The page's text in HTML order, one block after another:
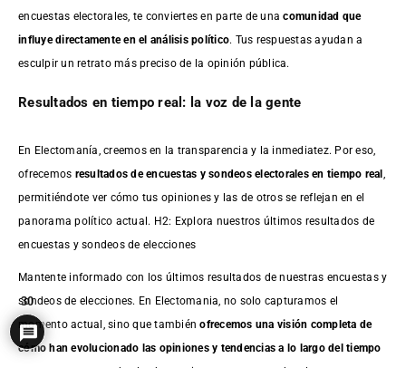
encuestas electorales, te conviertes en parte de unacomunidad que
influye directamente en el análisis político. Tus respuestas ayudan a
esculpir un retrato más preciso de la opinión pública.
Resultados en tiempo real: la voz de la gente
En Electomanía, creemos en la transparencia y la inmediatez. Por eso,
ofrecemos resultados deencuestas y sondeos electorales en tiempo real
permitiéndote ver cómo tus opiniones y las de otros se reflejan en el
panorama político actual. H2: Explora nuestros últimos resultados de
encuestas y sondeos de elecciones
Mantente informado con los últimos resultados de nuestras encuestasy
sondeos de elecciones. En Electomania, no solo capturamos el
momento actual, sino que tambiénofrecemos una visión completa de
cómo han evolucionado las opiniones y tendencias a lo largo del tiempo
30